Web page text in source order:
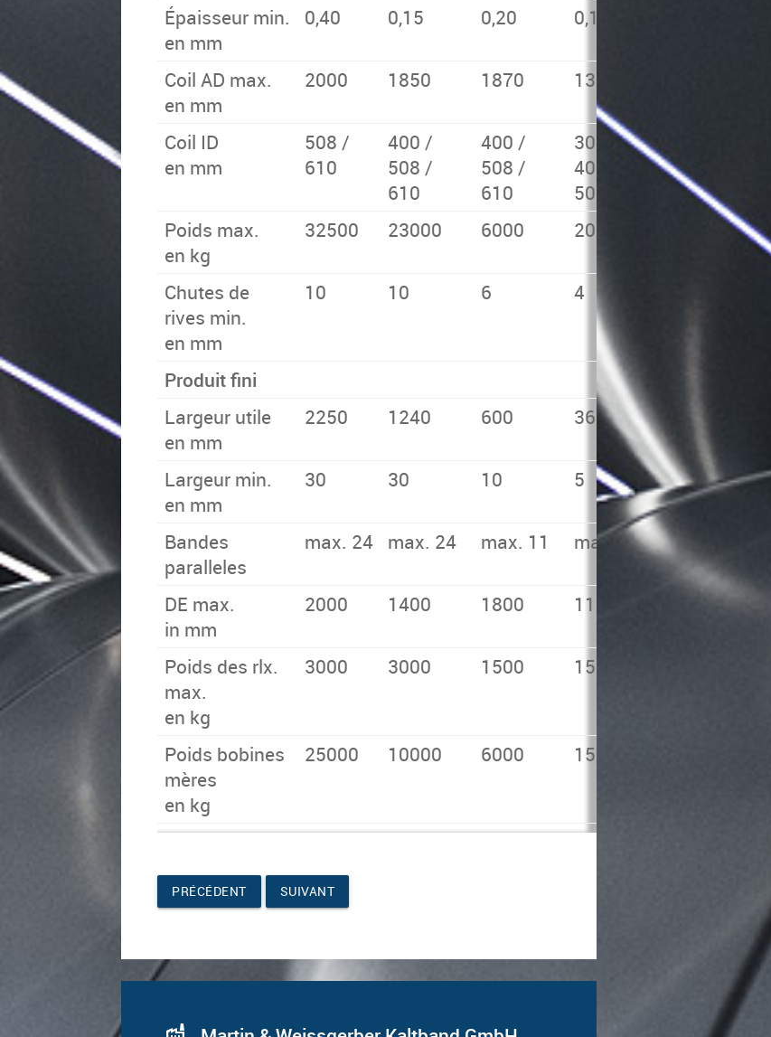
Épaisseur min.
en mm
0,40 0,15 0,20 0,10
Coil AD max.
en mm
2000 1850 1870 1350
Coil ID
en mm
508 /
610
400 /
508 /
610
400 /
508 /
610
300 /
400 /
508
Poids max.
en kg
32500 23000 6000 2000
Chutes de
rives min.
en mm
10 10 6 4
Produit fini
Largeur utile
en mm
2250 1240 600 360
Largeur min.
en mm
30 30 10 5
Bandes
paralleles
max. 24 max. 24 max. 11 max. 13
DE max.
in mm
2000 1400 1800 1150
Poids des rlx.
max.
en kg
3000 3000 1500 1500
Poids bobines
mères
en kg
25000 10000 6000 1500
PRÉCÉDENT SUIVANT